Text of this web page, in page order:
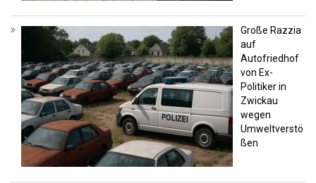
Große Razzia
auf
Autofriedhof
von Ex-
Politiker in
Zwickau
wegen
Umweltverstö
ßen